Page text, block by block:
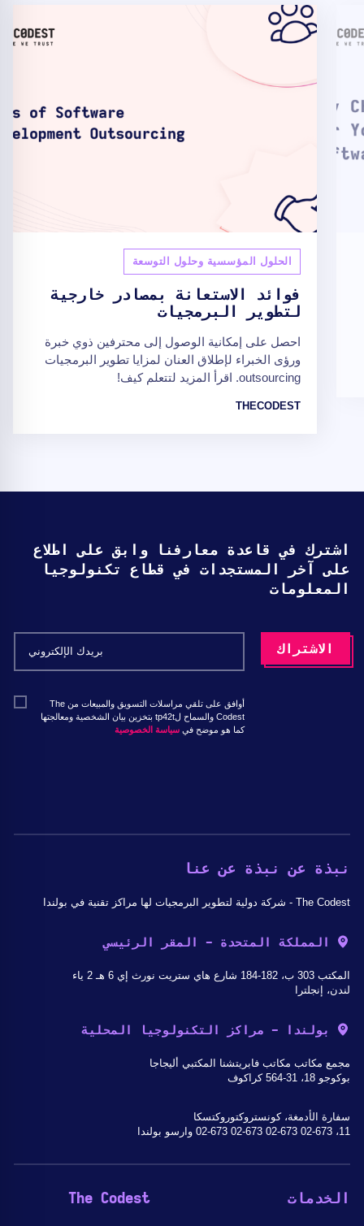
الحلول المؤسسية وحلول التوسعة
فوائد الاستعانة بمصادر خارجية
لتطوير البرمجيات
احصل على إمكانية الوصول إلى محترفين ذوي خبرة
ورؤى الخبراء لإطلاق العنان لمزايا تطوير البرمجيات
outsourcing. اقرأ المزيد لتتعلم كيف!
THECODEST
اشترك في قاعدة معارفنا وابق على اطلاع
على آخر المستجدات في قطاع تكنولوجيا
المعلومات
أوافق على تلقي مراسلات التسويق والمبيعات من The
Codest والسماح لtp42t بتخزين بيان الشخصية ومعالجتها
كما هو موضح في سياسة الخصوصية
نبذة عن نبذة عن عنا
The Codest - شركة دولية لتطوير البرمجيات لها مراكز تقنية في بولندا
المملكة المتحدة - المقر الرئيسي
المكتب 303 ب، 182-184 شارع هاي ستريت نورث إي 6 هـ 2 ياء
لندن، إنجلترا
بولندا - مراكز التكنولوجيا المحلية
مجمع مكاتب مكاتب فابريتشنا المكتبي أليجاجا
بوكوجو 18، 31-564 كراكوف
سفارة الأدمغة، كونستروكتوروكتسكا
11، 02-673 02-673 02-673 02-673 وارسو بولندا
The Codest الخدمات